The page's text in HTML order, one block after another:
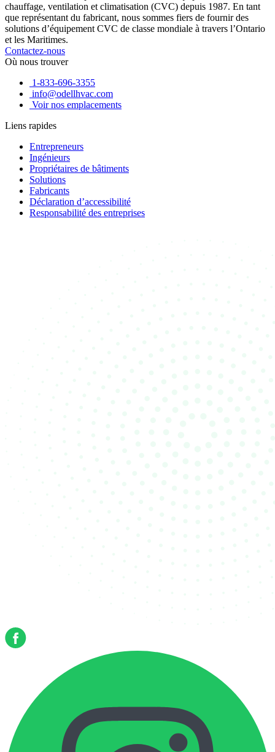
chauffage, ventilation et climatisation (CVC) depuis 1987. En tant
que représentant du fabricant, nous sommes fiers de fournir des
solutions d’équipement CVC de classe mondiale à travers l’Ontario
et les Maritimes.
Contactez-nous
Où nous trouver
1-833-696-3355
info@odellhvac.com
Voir nos emplacements
Liens rapides
Entrepreneurs
Ingénieurs
Propriétaires de bâtiments
Solutions
Fabricants
Déclaration d’accessibilité
Responsabilité des entreprises